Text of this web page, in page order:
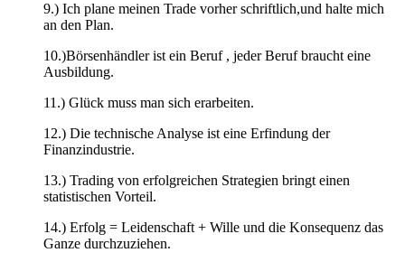
9.) Ich plane meinen Trade vorher schriftlich,und halte mich
an den Plan.
10.)Börsenhändler ist ein Beruf , jeder Beruf braucht eine
Ausbildung.
11.) Glück muss man sich erarbeiten.
12.) Die technische Analyse ist eine Erfindung der
Finanzindustrie.
13.) Trading von erfolgreichen Strategien bringt einen
statistischen Vorteil.
14.) Erfolg = Leidenschaft + Wille und die Konsequenz das
Ganze durchzuziehen.